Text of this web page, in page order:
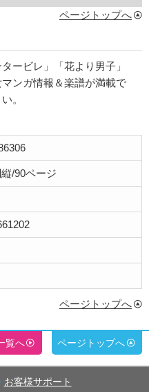
ページトップへ
ービレ」「花より男子」
ンガ情報＆楽譜が満載で
。
/90ページ
ページトップへ
覧へ ページトップへ
お客様サポート